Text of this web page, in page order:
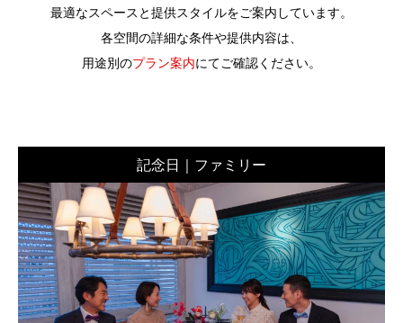
最適なスペースと提供スタイルをご案内しています。
各空間の詳細な条件や提供内容は、
用途別のプラン案内にてご確認ください。
記念日｜ファミリー